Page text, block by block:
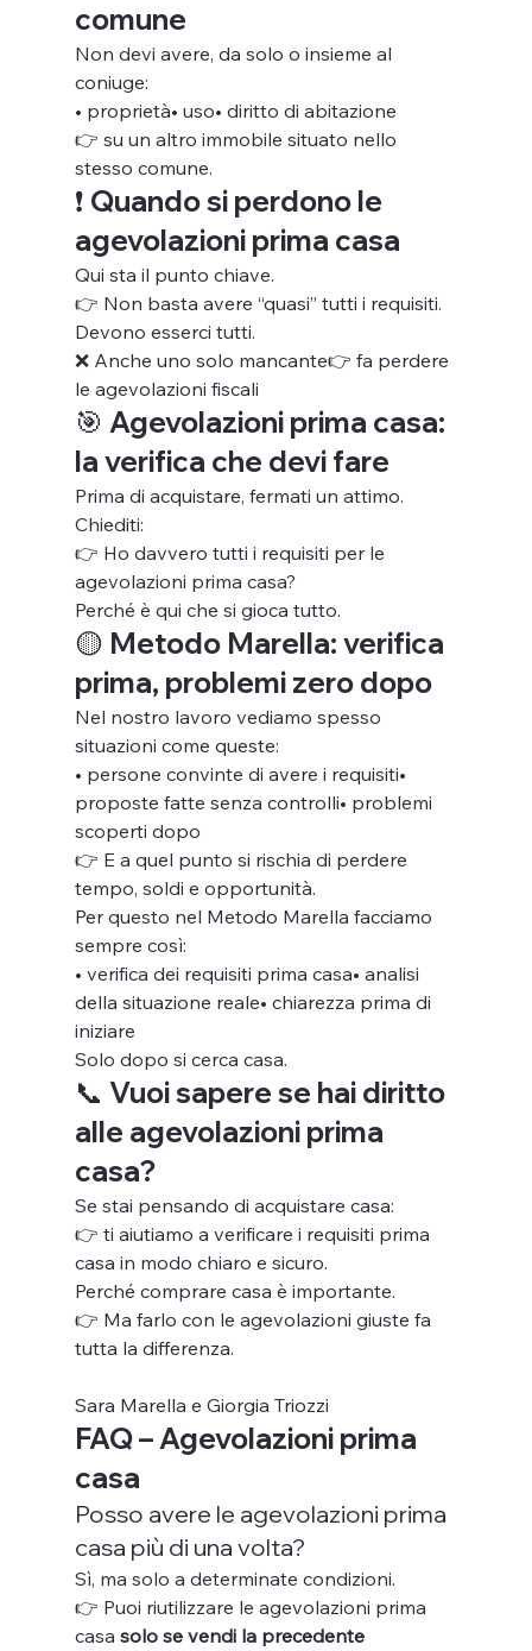
comune
Non devi avere, da solo o insieme al
coniuge:
• proprietà• uso• diritto di abitazione
👉 su un altro immobile situato nello
stesso comune.
❗ Quando si perdono le
agevolazioni prima casa
Qui sta il punto chiave.
👉 Non basta avere “quasi” tutti i requisiti.
Devono esserci tutti.
❌ Anche uno solo mancante👉 fa perdere
le agevolazioni fiscali
🎯 Agevolazioni prima casa:
la verifica che devi fare
Prima di acquistare, fermati un attimo.
Chiediti:
👉 Ho davvero tutti i requisiti per le
agevolazioni prima casa?
Perché è qui che si gioca tutto.
🟡 Metodo Marella: verifica
prima, problemi zero dopo
Nel nostro lavoro vediamo spesso
situazioni come queste:
• persone convinte di avere i requisiti•
proposte fatte senza controlli• problemi
scoperti dopo
👉 E a quel punto si rischia di perdere
tempo, soldi e opportunità.
Per questo nel Metodo Marella facciamo
sempre così:
• verifica dei requisiti prima casa• analisi
della situazione reale• chiarezza prima di
iniziare
Solo dopo si cerca casa.
📞 Vuoi sapere se hai diritto
alle agevolazioni prima
casa?
Se stai pensando di acquistare casa:
👉 ti aiutiamo a verificare i requisiti prima
casa in modo chiaro e sicuro.
Perché comprare casa è importante.
👉 Ma farlo con le agevolazioni giuste fa
tutta la differenza.
Sara Marella e Giorgia Triozzi
FAQ – Agevolazioni prima
casa
Posso avere le agevolazioni prima
casa più di una volta?
Sì, ma solo a determinate condizioni.
👉 Puoi riutilizzare le agevolazioni prima
casa solo se vendi la precedente